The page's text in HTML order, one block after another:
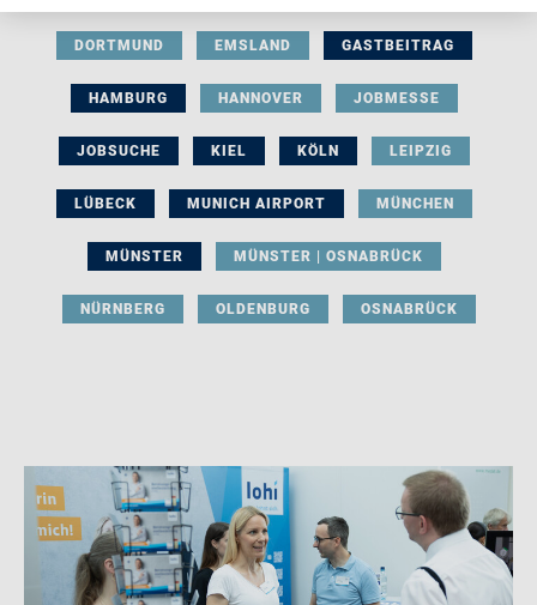
DORTMUND EMSLAND GASTBEITRAG
HAMBURG HANNOVER JOBMESSE
JOBSUCHE KIEL KÖLN LEIPZIG
LÜBECK MUNICH AIRPORT MÜNCHEN
MÜNSTER MÜNSTER | OSNABRÜCK
NÜRNBERG OLDENBURG OSNABRÜCK